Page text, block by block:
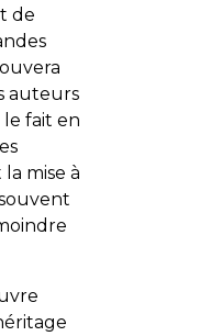
de
auteurs
le fait en
mise à